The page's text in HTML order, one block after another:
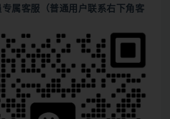
专属客服（普通用户联系右下角客